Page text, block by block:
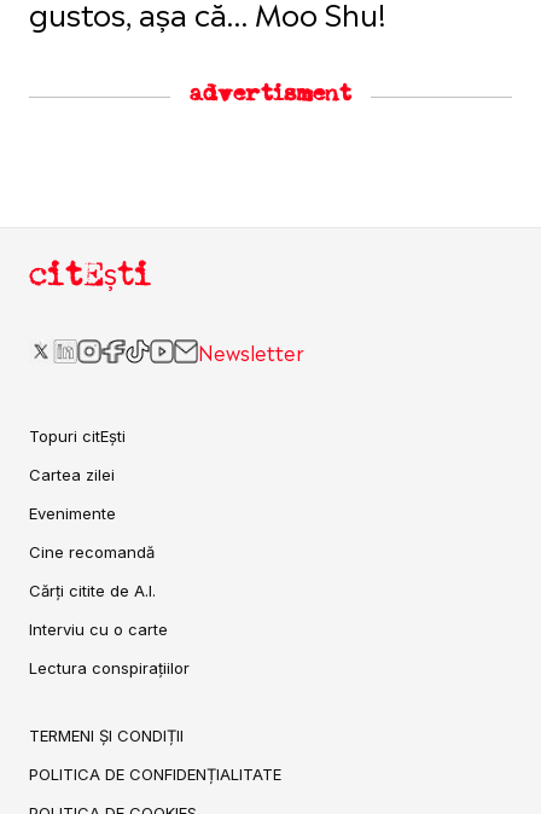
gustos, așa că… Moo Shu!
advertisment
citEști
Newsletter
Topuri citEști
Cartea zilei
Evenimente
Cine recomandă
Cărți citite de A.I.
Interviu cu o carte
Lectura conspirațiilor
TERMENI ȘI CONDIȚII
POLITICA DE CONFIDENȚIALITATE